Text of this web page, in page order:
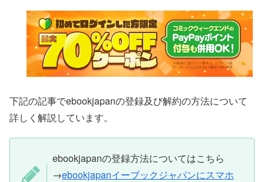
下記の記事でebookjapanの登録及び解約の方法について
詳しく解説しています。
ebookjapanの登録方法についてはこちら
→ebookjapanイーブックジャパンにスマホ